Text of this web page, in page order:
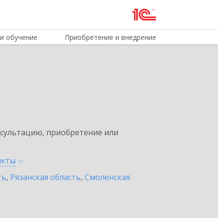
обучение Приобретение и внедрение
приобретение или
, Рязанская область, Смоленская